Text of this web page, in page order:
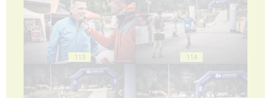
113 114